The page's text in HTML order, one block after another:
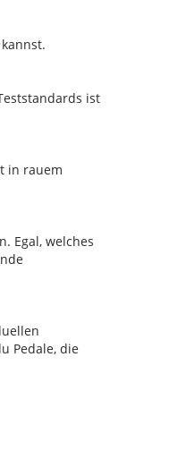
ist
in rauem
Egal, welches
Pedale, die